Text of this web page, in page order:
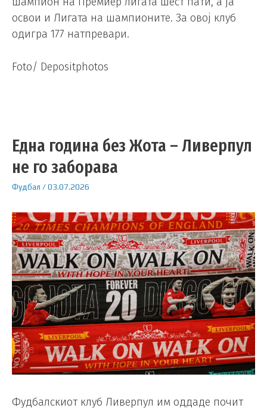
освои и Лигата на шампионите. За овој клуб
одигра 177 натпревари.
Foto/ Depositphotos
Една година без Жота – Ливерпул
не го заборава
Фудбал /03.07.2026
Фудбалскиот клуб Ливерпул им оддаде почит